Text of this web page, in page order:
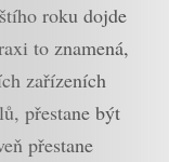
roku dojde
to znamená,
zařízeních
přestane být
přestane